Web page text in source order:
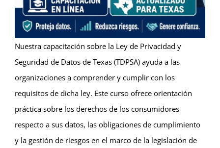
Nuestra capacitación sobre la Ley de Privacidad y
Seguridad de Datos de Texas (TDPSA) ayuda a las
organizaciones a comprender y cumplir con los
requisitos de dicha ley. Este curso ofrece orientación
práctica sobre los derechos de los consumidores
respecto a sus datos, las obligaciones de cumplimiento
y la gestión de riesgos en el marco de la legislación de